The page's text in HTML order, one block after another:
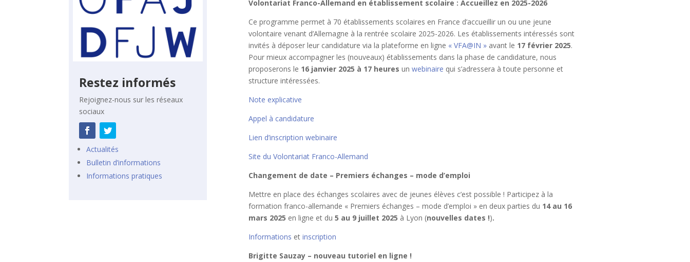
Restez informés
Rejoignez-nous sur les réseaux
sociaux
Actualités
Bulletin d’informations
Informations pratiques
Volontariat Franco-Allemand en établissement scolaire : Accueillez en 2025-2026
Ce programme permet à 70 établissements scolaires en France d’accueillir un ou une jeune
volontaire venant d’Allemagne à la rentrée scolaire 2025-2026. Les établissements intéressés sont
invités à déposer leur candidature via la plateforme en ligne « VFA@IN »avant le 17 février 2025.
Pour mieux accompagner les (nouveaux) établissements dans la phase de candidature, nous
proposerons le 16 janvier 2025 à 17 heures un webinaire qui s’adressera à toute personne et
structure intéressées.
Note explicative
Appel à candidature
Lien d’inscription webinaire
Site du Volontariat Franco-Allemand
Changement de date – Premiers échanges – mode d’emploi
Mettre en place des échanges scolaires avec de jeunes élèves c’est possible ! Participez à la
formation franco-allemande « Premiers échanges – mode d’emploi » en deux parties du 14 au 16
mars 2025 en ligne et du 5 au 9 juillet 2025 à Lyon (nouvelles dates !).
Informations et inscription
Brigitte Sauzay – nouveau tutoriel en ligne !